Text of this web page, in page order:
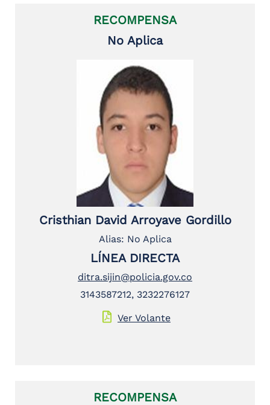
RECOMPENSA
No Aplica
Cristhian David Arroyave Gordillo
Alias: No Aplica
LÍNEA DIRECTA
ditra.sijin@policia.gov.co
3143587212, 3232276127
Ver Volante
RECOMPENSA